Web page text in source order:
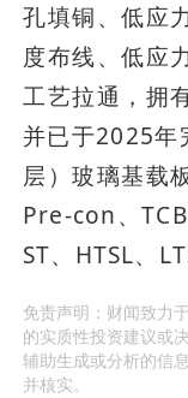
孔填铜、低应
度布线、低应
工艺拉通，拥
并已于2025年
层）玻璃基载
Pre-con、
ST、HTSL、
免责声明：财闻致力
的实质性投资建议或
辅助生成或分析的信
并核实。